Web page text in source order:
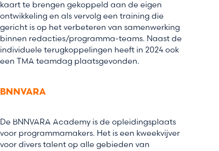
kaart te brengen gekoppeld aan de eigen
ontwikkeling en als vervolg een training die
gericht is op het verbeteren van samenwerking
binnen redacties/programma-teams. Naast de
individuele terugkoppelingen heeft in 2024 ook
een TMA teamdag plaatsgevonden.
BNNVARA
De BNNVARA Academy is de opleidingsplaats
voor programmamakers. Het is een kweekvijver
voor divers talent op alle gebieden van